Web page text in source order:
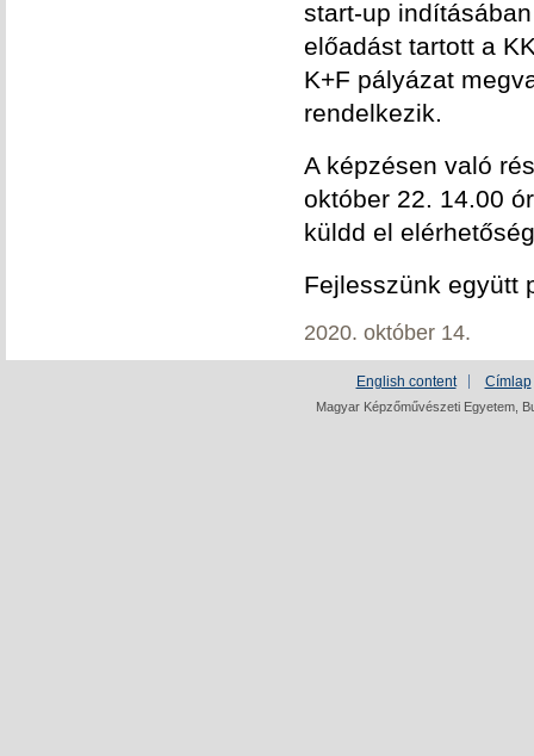
start-up
előadást tartott a
K+F pályázat
rendelkezik.
A képzésen való
október 22. 14.00
küldd el
Fejlesszünk együtt
2020. október 14.
English content Címlap
Magyar Képzőművészeti Egyetem,